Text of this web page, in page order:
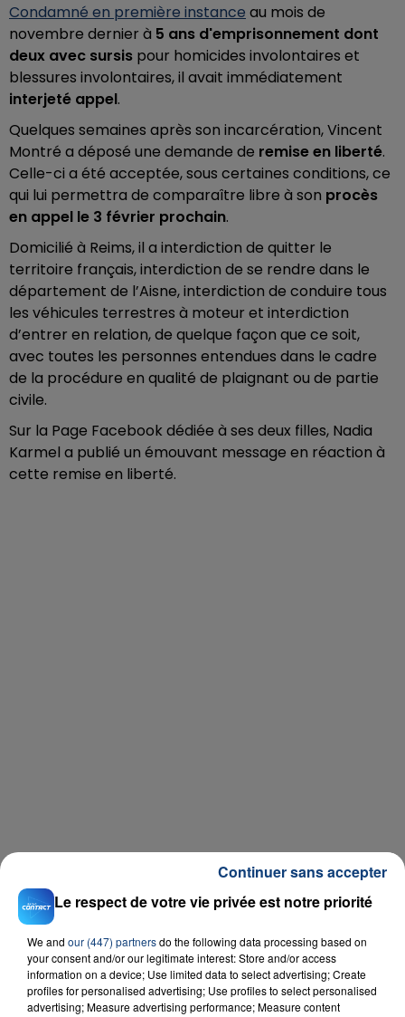
Condamné en première instance au mois de
novembre dernier à 5 ans d'emprisonnement dont
deux avec sursis pour homicides involontaires et
blessures involontaires, il avait immédiatement
interjeté appel.
Quelques semaines après son incarcération, Vincent
Montré a déposé une demande de remise en liberté.
Celle-ci a été acceptée, sous certaines conditions, ce
qui lui permettra de comparaître libre à son procès
en appel le 3 février prochain.
Domicilié à Reims, il a interdiction de quitter le
territoire français, interdiction de se rendre dans le
département de l’Aisne, interdiction de conduire tous
les véhicules terrestres à moteur et interdiction
d’entrer en relation, de quelque façon que ce soit,
avec toutes les personnes entendues dans le cadre
de la procédure en qualité de plaignant ou de partie
civile.
Sur la Page Facebook dédiée à ses deux filles, Nadia
Karmel a publié un émouvant message en réaction à
cette remise en liberté.
Le respect de votre vie privée est notre priorité
We and our (447) partnersdo the following data processing based on
your consent and/or our legitimate interest: Store and/or access
information on a device; Use limited data to select advertising; Create
profiles for personalised advertising; Use profiles to select personalised
advertising; Measure advertising performance; Measure content
Continuer sans accepter